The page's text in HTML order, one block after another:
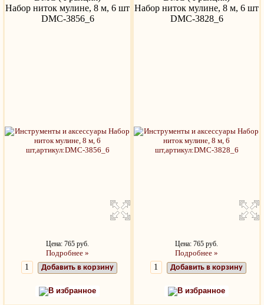
Набор ниток мулине, 8 м, 6 шт
DMC-3856_6
Цена: 765 руб.
Подробнее »
Добавить в корзину
В избранное
Набор ниток мулине, 8 м, 6 шт
DMC-3828_6
Цена: 765 руб.
Подробнее »
Добавить в корзину
В избранное